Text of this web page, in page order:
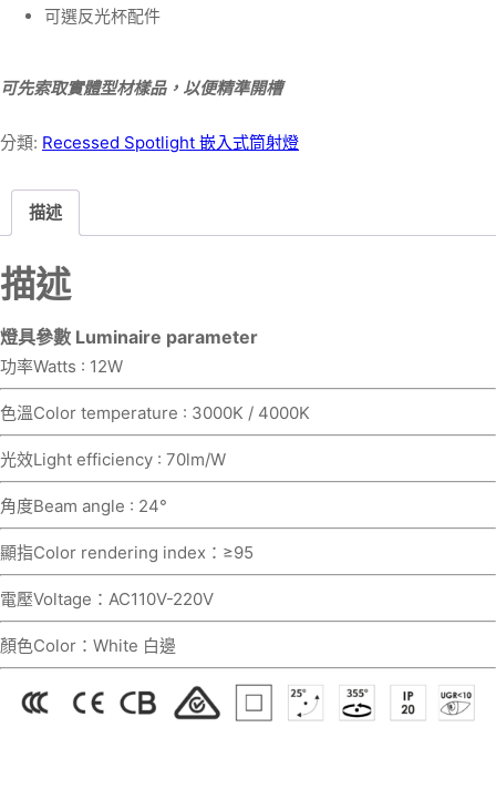
可選反光杯配件
可先索取實體型材樣品，以便精準開槽
分類: Recessed Spotlight 嵌入式筒射燈
描述
描述
燈具參數 Luminaire parameter
功率Watts : 12W
色溫Color temperature : 3000K / 4000K
光效Light efficiency : 70lm/W
角度Beam angle : 24°
顯指Color rendering index：≥95
電壓Voltage：AC110V-220V
顏色Color：White 白邊